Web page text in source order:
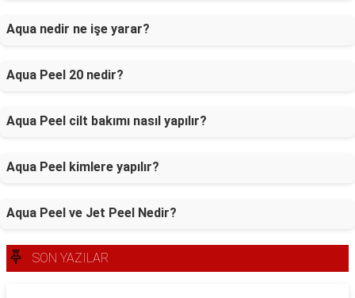
Aqua nedir ne işe yarar?
Aqua Peel 20 nedir?
Aqua Peel cilt bakımı nasıl yapılır?
Aqua Peel kimlere yapılır?
Aqua Peel ve Jet Peel Nedir?
SON YAZILAR